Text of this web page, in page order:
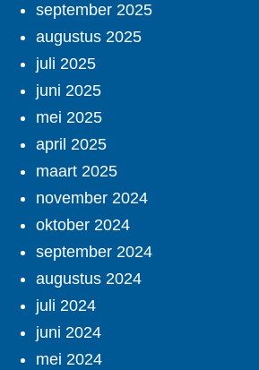
september 2025
augustus 2025
juli 2025
juni 2025
mei 2025
april 2025
maart 2025
november 2024
oktober 2024
september 2024
augustus 2024
juli 2024
juni 2024
mei 2024